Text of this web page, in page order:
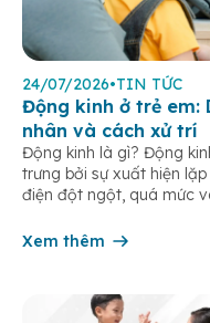
24/07/2026•TIN TỨC
Động kinh ở trẻ em:
nhân và cách xử trí
Động kinh là gì? Động
trưng bởi sự xuất hiện
điện đột ngột, quá mức
Xem thêm